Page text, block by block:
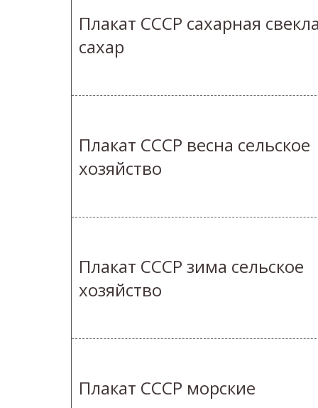
Плакат СССР сахарная
сахар
Плакат СССР весна сельское
хозяйство
Плакат СССР зима сельское
хозяйство
Плакат СССР морские